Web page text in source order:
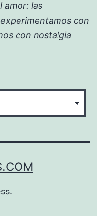
amor: las
con
con nostalgia
.